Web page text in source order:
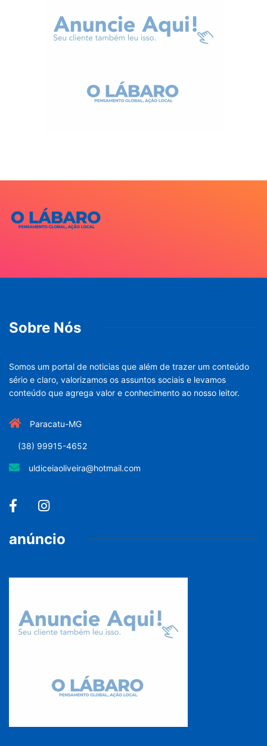
Sobre Nós
Somos um portal de noticias que além de trazer um conteúdo
sério e claro, valorizamos os assuntos sociais e levamos
conteúdo que agrega valor e conhecimento ao nosso leitor.
Paracatu-MG
(38) 99915-4652
uldiceiaoliveira@hotmail.com
anúncio